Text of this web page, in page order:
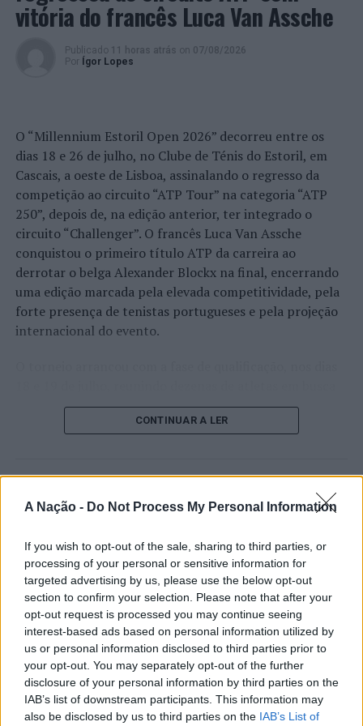
A Nação - Do Not Process My Personal Information
If you wish to opt-out of the sale, sharing to third parties, or
processing of your personal or sensitive information for
targeted advertising by us, please use the below opt-out
section to confirm your selection. Please note that after your
opt-out request is processed you may continue seeing
interest-based ads based on personal information utilized by
us or personal information disclosed to third parties prior to
your opt-out. You may separately opt-out of the further
disclosure of your personal information by third parties on the
IAB’s list of downstream participants. This information may
also be disclosed by us to third parties on the IAB’s List of
O certame deste ano tem como cabeças de cartaz: Xutos
& Pontapés, António Zambujo, Diogo Piçarra, Bispo e
Tony Carreira. O último dia é dedicado aos mais novos. O
TÓPICOS RELACIONADOS: AGRICULTURA
CÂMARA MUNICIPAL DE ANADIA
CONCERTO
CONCURSO
DESTAQUE
FEIRA FEIRA DO VINHO E DA VINHA
Madeira: PSP faz duas detenções por tráfico de droga
NÃO PERCA
“Praças de Abril” no 25 de Abril em Castro Marim
vitória do francês Luca Van Assche
Publicado 11 horas atrás on 07/08/2026
Por
Ígor Lopes
O “Millennium Estoril Open 2026” decorreu entre os
dias 18 e 26 de julho, no Clube de Ténis do Estoril, em
Cascais, a oeste de Lisboa, assinalando o regresso da
competição ao circuito “ATP Tour” na categoria “ATP
250”, depois de, na edição anterior, ter integrado o
circuito “Challenger”. O francês Luca Van Assche
conquistou o primeiro título ATP da carreira ao
derrotar o belga Alexander Blockx na final, encerrando
uma edição marcada pela elevada competitividade, pela
forte presença de tenistas portugueses e pela projeção
internacional do evento.
de um lugar no quadro principal. A cerimónia de
abertura contou com a presença do presidente da
início de uma competição que voltou a colocar o
concelho no centro do calendário internacional do
Apesar das desistências de última hora de jogadores
como Casper Ruud (Noruega), Alejandro Davidovich
Fokina (Espanha) e Matteo Arnaldi (Itália), a prova
apresentou um quadro competitivo de elevado nível,
liderado pelo russo Andrey Rublev, primeiro cabeça de
série, pelo italiano Luciano Darderi, pelo chileno
Alejandro Tabilo e pelo belga Alexander Blockx.
Um dos momentos mais aguardados da semana foi
também o regresso do suíço Stan Wawrinka ao Estoril,
CONTINUAR A LER
Castelo Branco: “Bienal
Internacional de Artes e Ofícios”
promete afirmar artesanato,
património e inovação como
“motores de desenvolvimento
económico e cultural” do município
português
Publicado 18 horas atrás on 07/08/2026
Por Ígor Lopes